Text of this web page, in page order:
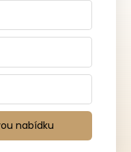
nabídku